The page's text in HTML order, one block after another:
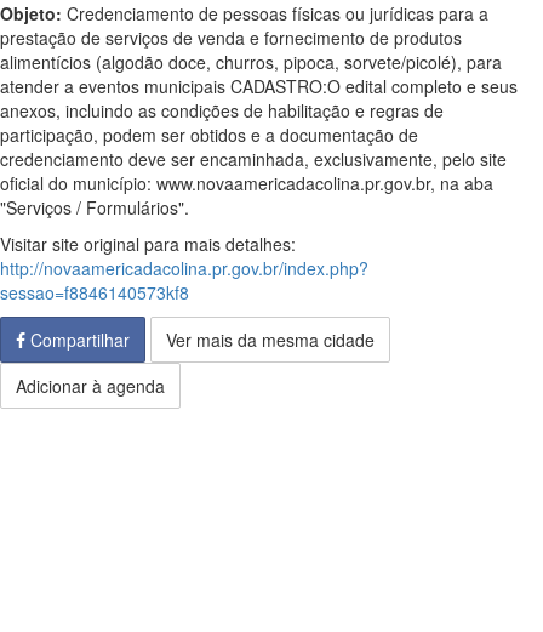
Objeto: Credenciamento de pessoas físicas ou jurídicas para a
prestação de serviços de venda e fornecimento de produtos
alimentícios (algodão doce, churros, pipoca, sorvete/picolé), para
atender a eventos municipais CADASTRO:O edital completo e seus
anexos, incluindo as condições de habilitação e regras de
participação, podem ser obtidos e a documentação de
credenciamento deve ser encaminhada, exclusivamente, pelo site
oficial do município: www.novaamericadacolina.pr.gov.br, na aba
"Serviços / Formulários".
Visitar site original para mais detalhes:
http://novaamericadacolina.pr.gov.br/index.php?
sessao=f8846140573kf8
Compartilhar
Ver mais da mesma cidade
Adicionar à agenda